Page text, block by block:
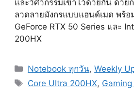
และวิศวกรรมเข้าไว้ด้วยกัน ด้วย
ลวดลายมังกรแบบแฮนด์เมด พร้อ
GeForce RTX 50 Series และ
200HX
Categories
Notebook ทุกวัน,Weekly
Tags
Core Ultra 200HX,